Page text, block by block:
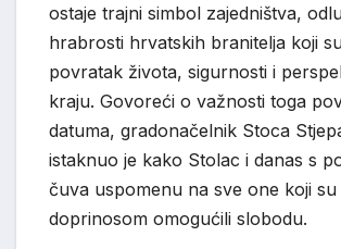
ostaje trajni simbol zajedništva,
hrabrosti hrvatskih branitelja koji
povratak života, sigurnosti i
kraju. Govoreći o važnosti toga
datuma, gradonačelnik Stoca
istaknuo je kako Stolac i danas s
čuva uspomenu na sve one koji su
doprinosom omogućili slobodu.